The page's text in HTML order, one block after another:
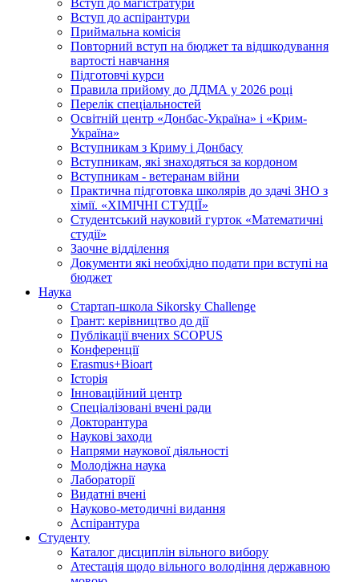
Вступ до аспірантури
Приймальна комісія
Повторний вступ на бюджет та відшкодування
вартості навчання
Підготовчі курси
Правила прийому до ДДМА у 2026 році
Перелік спеціальностей
Освітній центр «Донбас-Україна» і «Крим-
Україна»
Вступникам з Криму і Донбасу
Вступникам, які знаходяться за кордоном
Вступникам - ветеранам війни
Практична підготовка школярів до здачі ЗНО з
хімії. «ХІМІЧНІ СТУДІЇ»
Студентський науковий гурток «Математичні
студії»
Заочне відділення
Документи які необхідно подати при вступі на
бюджет
Наука
Стартап-школа Sikorsky Challenge
Грант: керівництво до дії
Публікації вчених SCOPUS
Конференції
Erasmus+Bioart
Історія
Інноваційний центр
Спеціалізовані вчені ради
Докторантура
Наукові заходи
Напрями наукової діяльності
Молодіжна наука
Лабораторії
Видатні вчені
Науково-методичні видання
Аспірантура
Студенту
Каталог дисциплін вільного вибору
Атестація щодо вільного володіння державною